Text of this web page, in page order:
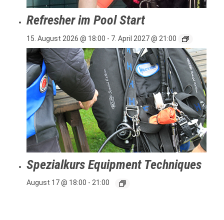
Refresher im Pool Start
15. August 2026 @ 18:00 - 7. April 2027 @ 21:00
Spezialkurs Equipment Techniques
August 17 @ 18:00 -21:00